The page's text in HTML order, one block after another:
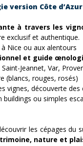
version Côte d’Azur
à travers les
exclusif et authentique.
à Nice ou aux alentours
et guide
Saint-Jeannet, Var,
(blancs, rouges, rosés)
vignes, découverte des
buildings ou simples
les cépages du
nature et